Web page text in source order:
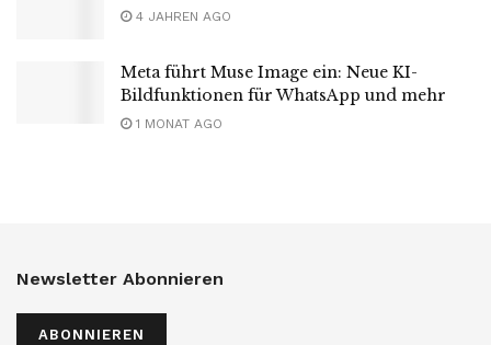
4 JAHREN AGO
Meta führt Muse Image ein: Neue KI-
Bildfunktionen für WhatsApp und mehr
1 MONAT AGO
Newsletter Abonnieren
ABONNIEREN